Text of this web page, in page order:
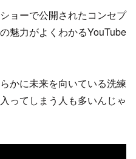
ョーで公開されたコンセプ
魅力がよくわかるYouTube
かに未来を向いている洗練
ってしまう人も多いんじゃ